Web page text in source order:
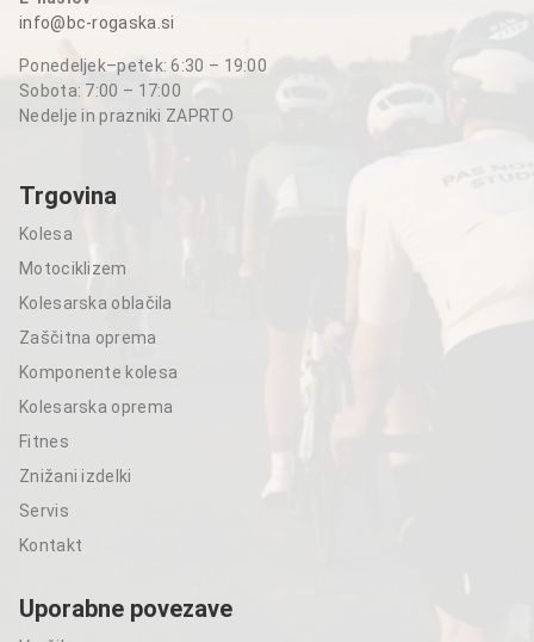
info@bc-rogaska.si
Ponedeljek–petek: 6:30 – 19:00
Sobota: 7:00 – 17:00
Nedelje in prazniki ZAPRTO
Trgovina
Kolesa
Motociklizem
Kolesarska oblačila
Zaščitna oprema
Komponente kolesa
Kolesarska oprema
Fitnes
Znižani izdelki
Servis
Kontakt
Uporabne povezave